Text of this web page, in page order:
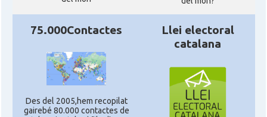
75.000Contactes
Des del 2005,hem recopilat
gairebé 80.000 contactes de
Llei electoral
catalana